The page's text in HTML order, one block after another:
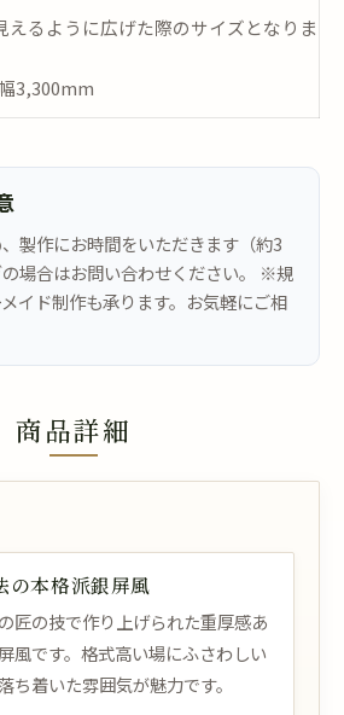
るように広げた際のサイズとなりま
3,300mm
製作にお時間をいただきます（約3
場合はお問い合わせください。 ※規
イド制作も承ります。お気軽にご相
商品詳細
の本格派銀屏風
匠の技で作り上げられた重厚感あ
風です。格式高い場にふさわしい
ち着いた雰囲気が魅力です。